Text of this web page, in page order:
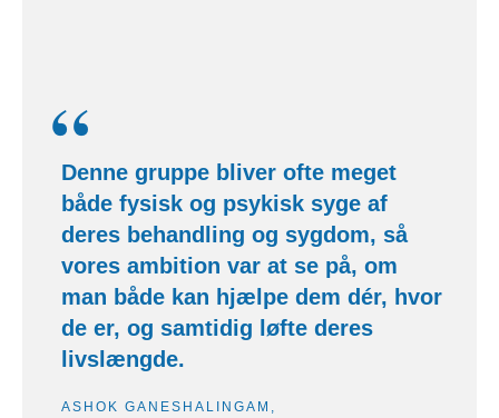
“
Denne gruppe bliver ofte meget
både fysisk og psykisk syge af
deres behandling og sygdom, så
vores ambition var at se på, om
man både kan hjælpe dem dér, hvor
de er, og samtidig løfte deres
livslængde.
ASHOK GANESHALINGAM,